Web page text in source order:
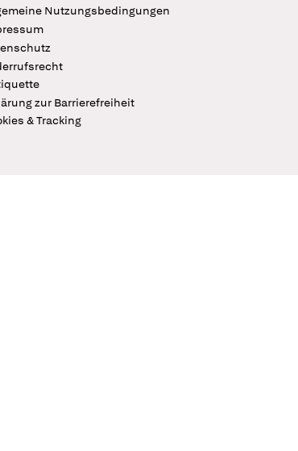
Nutzungsbedingungen
zur Barrierefreiheit
& Tracking